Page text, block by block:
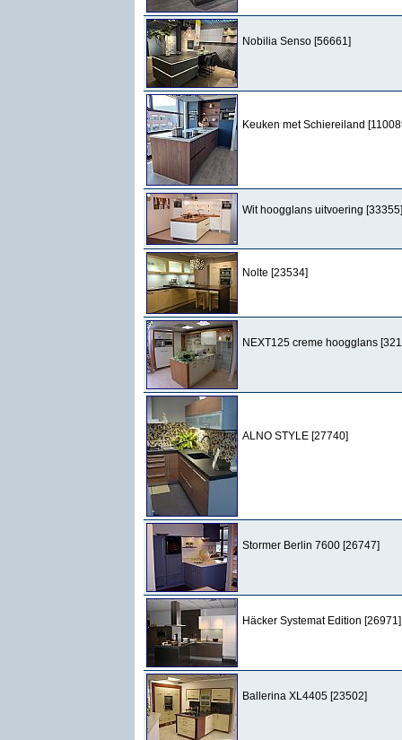
Nobilia Senso [56661]
Keuken met Schiereiland
Wit hoogglans uitvoering [33355]
Nolte [23534]
NEXT125 creme hoogglans
ALNO STYLE [27740]
Stormer Berlin 7600 [26747]
Häcker Systemat Edition [26971]
Ballerina XL4405 [23502]